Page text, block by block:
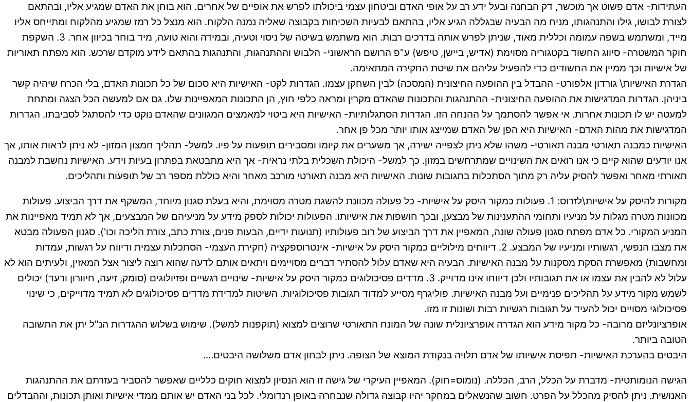
העתידות- אדם פשוט אך מוכשר, דק הבחנה ובעל ידע רב על אופי האדם וביטחון עצמי ביכולתו לפרש את אופיים של אחרים. הוא בוחן את האדם שמגיע אליו, ובהתאם
לצורת לבושו, גילו והתנהגותו, מניח מה הבעיה שבגללה הגיע אליו, בהתאם לבעיות השכיחות בקבוצה שאליה נמנה הלקוח. הוא מנצל כל רמז שמגיע מהלקוח ומתייחס אליו
מייד, ומשתמש בשפה עמומה וכללית מאוד, שניתן לפרש אותה בדרכים רבות. הוא משתמש בשיטה של ניסוי וטעיה, ובמידה והוא טועה, מיד בוחר בכיוון אחר. 3. השקפת
חוקר המשטרה- סיווג החשוד בקטגוריה מסוימת (אדיש, ביישן, טיפש) ע"פ הרושם הראשוני- הלבוש וההתנהגות, והתנהגות בהתאם לידע מוקדם שרכש. הוא מפתח תאוריות
של אישיות וכך ממיין את החשודים כדי להפעיל עליהם את שיטת החקירה המתאימה.
הגדרת האישיות\ גורדון אלפורט- ההבדל בין ההופעה החיצונית (המסכה) לבין השחקן עצמו. הגדרות לקט- האישיות היא סכום של כל תכונות האדם, בלי הכרח שיהיה קשר
ביניהן. הגדרות המדגישות את ההופעה החיצונית- ההתנהגות והתכונות שהאדם מקרין ומראה כלפי חוץ, הן התכונות המאפיינות שלו. גם אם למעשה הכל הצגה ומתחת
למעטה יש לו תכונות אחרות. אי אפשר להסתמך על ההנחה הזו. הגדרות הסתגלותיות- האישיות היא ביטוי למאמצים המגוונים שהאדם נוקט כדי להסתגל לסביבתו. הגדרות
המדגישות את מהות האדם- האישיות היא הפן של האדם שמייצג אותו יותר מכל פן אחר.
האישיות כמבנה תאורטי מבנה תאורטי- משהו שלא ניתן לצפייה ישירה, אך משערים את קיומו ומסבירים תופעות על פיו. למשל- תהליך חמצון המזון- לא ניתן לראות אותו, אך
אנו יודעים שהוא קיים כי אנו רואים את השינויים שמתרחשים במזון. כך למשל- היכולת השכלית בלתי נראית- אך היא מתבטאת בפתרון בעיות וידע. האישיות נחשבת למבנה
תאורתי מאחר ואפשר להסיק עליה רק מתוך הסתכלות בתגובות שונות. האישיות היא מבנה תאורטי מורכב מאחר והיא כוללת מספר רב של תופעות ותהליכים.
מקורות להיסק על אישיות\לזרוס: 1. פעולות כמקור היסק על אישיות- כל פעולה מכוונת להשגת מטרה מסוימת, והיא בעלת סגנון מיוחד, המשקף את דרך הביצוע. פעולות
מכוונות מטרה מגלות על מניעיו ותחומי ההתענינות של מבצען, ובכך חושפות את אישיותו. הפעולות יכולות לספק מידע על מניעיהם של המבצעים, אך לא תמיד מאפיינות את
המניע המקורי. כל אדם מפתח סגנון פעולה שונה, המאפיין את דרך הביצוע של רוב פעולותיו (תנועות ידיים, הבעות פנים, צורת כתב, צורת הליכה וכו'). סגנון הפעולה מבטא
את מצבו הנפשי, רגשותיו ומניעיו של המבצע. 2. דיווחים מילוליים כמקור היסק על אישיות- אינטרוספקציה (חקירת העצמי- הסתכלות עצמית ודיווח על רגשות, עמדות
ומחשבות) מאפשרת הסקת מסקנות על מבנה האישיות. הבעיה היא שאדם עלול להסתיר דברים מסויימים ויתאים אותם לדעה שהוא רוצה ליצור אצל המאזין, ולעיתים הוא לא
עלול לא להבין את עצמו או את תגובותיו ולכן דיווחו אינו מדוייק. 3. מדדים פסיכולוגים כמקור היסק על אישיות- שינויים רגשיים ופזיולוגים (סומק, זיעה, חיוורון ורעד) יכולים
לשמש מקור מידע על תהליכים פנימיים ועל מבנה האישיות. פוליגרף מסייע למדוד תגובות פסיכולוגיות. השיטות למדידת מדדים פסיכולוגים לא תמיד מדוייקים, כי שינוי
פסיכולוגי מסויים יכול להעיד על תגובות רגשיות רבות ושונות זו מזו.
אופרציונליזם מרובה- כל מקור מידע הוא הגדרה אופרציונלית שונה של המונח התאורטי שרוצים למצוא (תוקפנות למשל). שימוש בשלוש ההגדרות הנ"ל יתן את התשובה
הטובה ביותר.
היבטים בהערכת האישיות- תפיסת אישיותו של אדם תלויה בנקודת המוצא של הצופה. ניתן לבחון אדם משלושה היבטים….
הגישה הנומותטית- מדברת על הכלל, הרב, הכללה. (נומוס=חוק). המאפיין העיקרי של גישה זו הוא הנסיון למצוא חוקים כלליים שאפשר להסביר בעזרתם את ההתנהגות
האנושית. ניתן להסיק מהכלל על הפרט. חשוב שהנשאלים במחקר יהיו קבוצה גדולה שנבחרה באופן רנדומלי. לכל בני האדם יש אותם ממדי אישיות ואותן תכונות, וההבדלים